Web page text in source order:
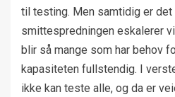
til testing. Men samtidig er
smittespredningen eskalerer
blir så mange som har behov
kapasiteten fullstendig. I
ikke kan teste alle, og da er